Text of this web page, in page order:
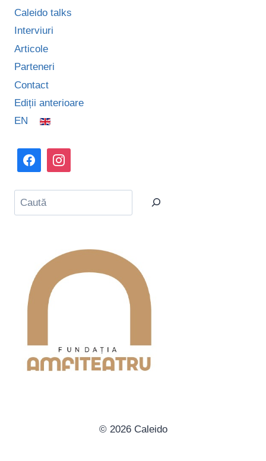
Caleido talks
Interviuri
Articole
Parteneri
Contact
Ediții anterioare
EN
Caută
© 2026 Caleido